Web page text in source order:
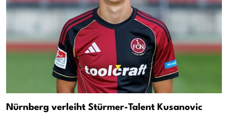
Nürnberg verleiht Stürmer-Talent Kusanovic